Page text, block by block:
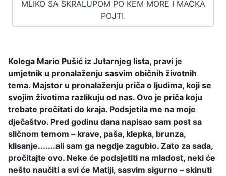
MLIKO SA ŠKRALUPOM PO KEM MORE I MAČKA
POJTI.
Kolega Mario Pušić iz Jutarnjeg lista, pravi je
umjetnik u pronalaženju sasvim običnih životnih
tema. Majstor u pronalaženju priča o ljudima, koji se
svojim životima razlikuju od nas. Ovo je priča koju
trebate pročitati do kraja. Podsjetila me na moje
dječaštvo. Pred godinu dana napisao sam post sa
sličnom temom – krave, paša, klepka, brunza,
klisanje.......ali sam ga negdje zagubio. Zato za sada,
pročitajte ovo. Neke će podsjetiti na mladost, neki će
nešto naučiti a svi će Matiji, sasvim sigurno – skinuti